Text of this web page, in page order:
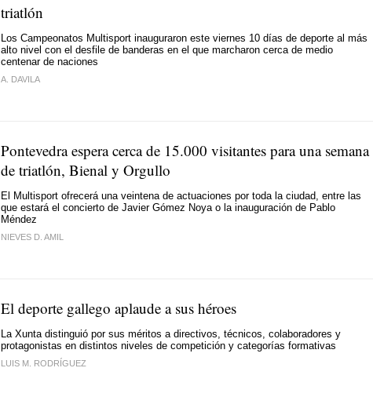
triatlón
Los Campeonatos Multisport inauguraron este viernes 10 días de deporte al más
alto nivel con el desfile de banderas en el que marcharon cerca de medio
centenar de naciones
A. DAVILA
Pontevedra espera cerca de 15.000 visitantes para una semana
de triatlón, Bienal y Orgullo
El Multisport ofrecerá una veintena de actuaciones por toda la ciudad, entre las
que estará el concierto de Javier Gómez Noya o la inauguración de Pablo
Méndez
NIEVES D. AMIL
El deporte gallego aplaude a sus héroes
La Xunta distinguió por sus méritos a directivos, técnicos, colaboradores y
protagonistas en distintos niveles de competición y categorías formativas
LUIS M. RODRÍGUEZ